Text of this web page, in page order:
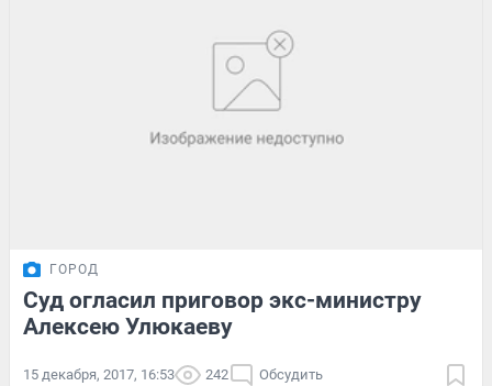
ГОРОД
Суд огласил приговор экс-министру
Алексею Улюкаеву
15 декабря, 2017, 16:53 242 Обсудить